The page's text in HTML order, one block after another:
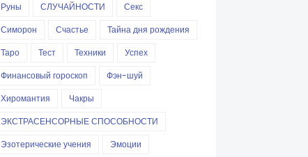
Руны
СЛУЧАЙНОСТИ
Секс
Симорон
Счастье
Тайна дня рождения
Таро
Тест Техники
Успех
Финансовый гороскоп
Фэн-шуй
Хиромантия
Чакры
ЭКСТРАСЕНСОРНЫЕ СПОСОБНОСТИ
Эзотерические учения
Эмоции